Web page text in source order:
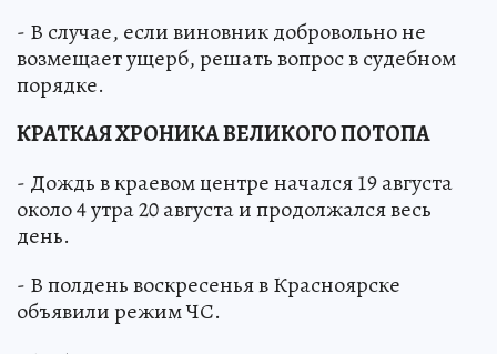
- В случае, если виновник добровольно не
возмещает ущерб, решать вопрос в судебном
порядке.
КРАТКАЯ ХРОНИКА ВЕЛИКОГО ПОТОПА
- Дождь в краевом центре начался 19 августа
около 4 утра 20 августа и продолжался весь
день.
- В полдень воскресенья в Красноярске
объявили режим ЧС.